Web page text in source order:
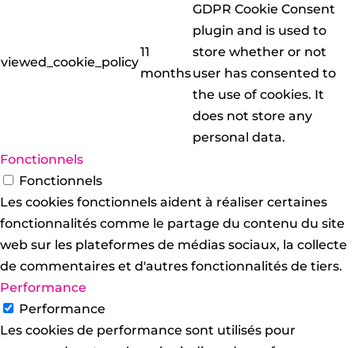
viewed_cookie_policy
11
months
GDPR Cookie Consent
plugin and is used to
store whether or not
user has consented to
the use of cookies. It
does not store any
personal data.
Fonctionnels
Fonctionnels
Les cookies fonctionnels aident à réaliser certaines
fonctionnalités comme le partage du contenu du site
web sur les plateformes de médias sociaux, la collecte
de commentaires et d'autres fonctionnalités de tiers.
Performance
Performance
Les cookies de performance sont utilisés pour